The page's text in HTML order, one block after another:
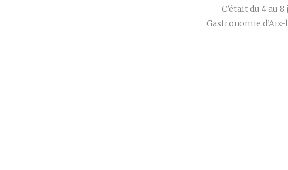
C’était du 4 au
Gastronomie